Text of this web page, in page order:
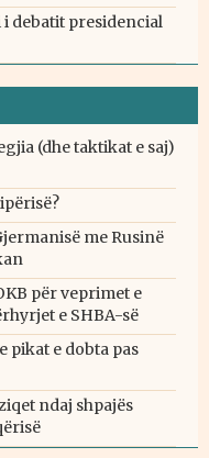
debatit presidencial
(dhe taktikat e saj)
me Rusinë
për veprimet e
e SHBA-së
pikat e dobta pas
ndaj shpajës